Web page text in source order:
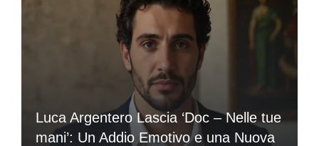
Luca Argentero Lascia ‘Doc – Nelle tue
mani’: Un Addio Emotivo e una Nuova